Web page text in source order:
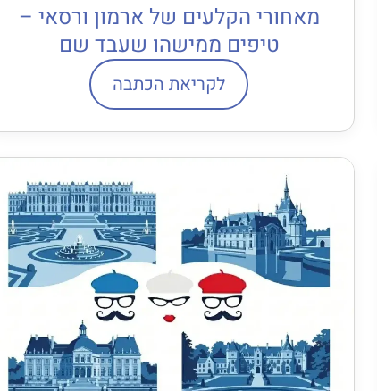
מאחורי הקלעים של ארמון ורסאי –
טיפים ממישהו שעבד שם
לקריאת הכתבה